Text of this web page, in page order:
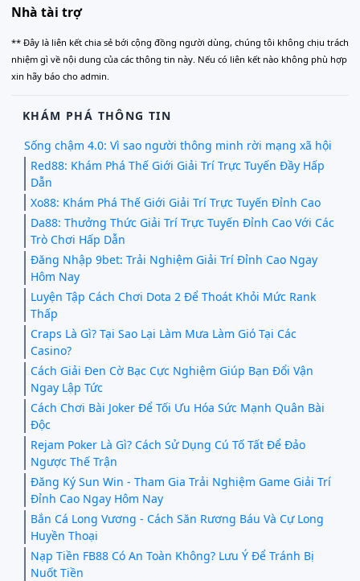
Nhà tài trợ
** Đây là liên kết chia sẻ bới cộng đồng người dùng, chúng tôi không chịu trách
nhiệm gì về nội dung của các thông tin này. Nếu có liên kết nào không phù hợp
xin hãy báo cho admin.
KHÁM PHÁ THÔNG TIN
Sống chậm 4.0: Vì sao người thông minh rời mạng xã hội
Red88: Khám Phá Thế Giới Giải Trí Trực Tuyến Đầy Hấp
Dẫn
Xo88: Khám Phá Thế Giới Giải Trí Trực Tuyến Đỉnh Cao
Da88: Thưởng Thức Giải Trí Trực Tuyến Đỉnh Cao Với Các
Trò Chơi Hấp Dẫn
Đăng Nhập 9bet: Trải Nghiệm Giải Trí Đỉnh Cao Ngay
Hôm Nay
Luyện Tập Cách Chơi Dota 2 Để Thoát Khỏi Mức Rank
Thấp
Craps Là Gì? Tại Sao Lại Làm Mưa Làm Gió Tại Các
Casino?
Cách Giải Đen Cờ Bạc Cực Nghiệm Giúp Bạn Đổi Vận
Ngay Lập Tức
Cách Chơi Bài Joker Để Tối Ưu Hóa Sức Mạnh Quân Bài
Độc
Rejam Poker Là Gì? Cách Sử Dụng Cú Tố Tất Để Đảo
Ngược Thế Trận
Đăng Ký Sun Win - Tham Gia Trải Nghiệm Game Giải Trí
Đỉnh Cao Ngay Hôm Nay
Bắn Cá Long Vương - Cách Săn Rương Báu Và Cự Long
Huyền Thoại
Nạp Tiền FB88 Có An Toàn Không? Lưu Ý Để Tránh Bị
Nuốt Tiền